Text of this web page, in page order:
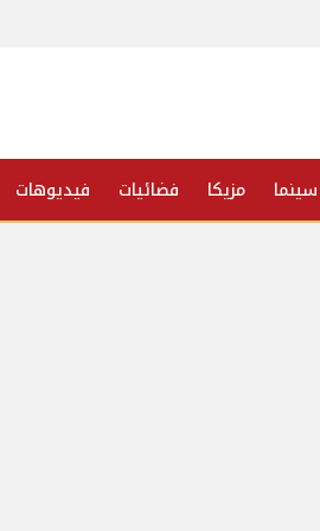
سينما مزيكا فضائيات فيديوهات